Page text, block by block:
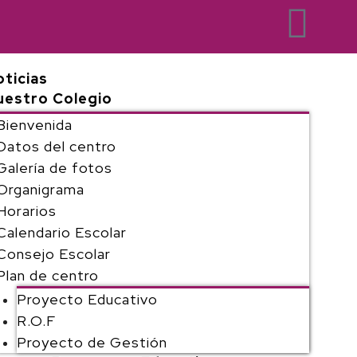
Colegio
del centro
de fotos
Escolar
Escolar
de centro
Proyecto Educativo
R.O.F
Proyecto de Gestión